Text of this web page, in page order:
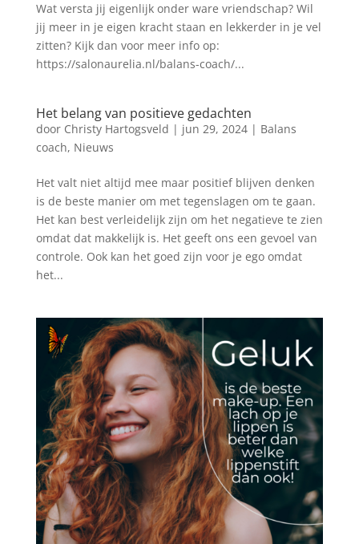
Wat versta jij eigenlijk onder ware vriendschap? Wil
jij meer in je eigen kracht staan en lekkerder in je vel
zitten? Kijk dan voor meer info op:
https://salonaurelia.nl/balans-coach/...
Het belang van positieve gedachten
door Christy Hartogsveld | jun 29, 2024| Balans
coach, Nieuws
Het valt niet altijd mee maar positief blijven denken
is de beste manier om met tegenslagen om te gaan.
Het kan best verleidelijk zijn om het negatieve te zien
omdat dat makkelijk is. Het geeft ons een gevoel van
controle. Ook kan het goed zijn voor je ego omdat
het...